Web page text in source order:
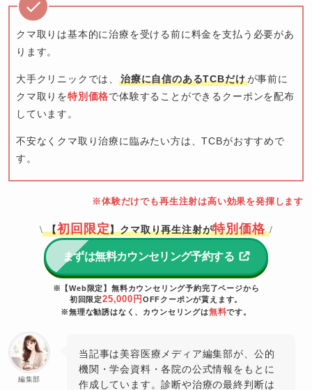
クマ取りは基本的に治療を受ける前に料金を支払う必要があ
ります。
大手クリニックでは、治療に自信のあるTCBだけが事前に
クマ取りを特別価格で体験することができるクーポンを配布
しています。
不安なくクマ取り治療に臨みたい方は、TCBがおすすめで
す。
※体験だけでも再生注射は高い効果を発揮します
\ 【初回限定】クマ取り再生注射が特別価格 /
まずは無料カウンセリング予約する
※【Web限定】無料カウンセリング予約完了ページから
初回限定25,000円 OFFクーポンが貰えます。
※無理な勧誘はなく、カウンセリングは無料です。
編集部
当記事は美容医療メディア編集部が、公的
機関・学会資料・各院の公式情報をもとに
作成しています。診断や治療の最終判断は